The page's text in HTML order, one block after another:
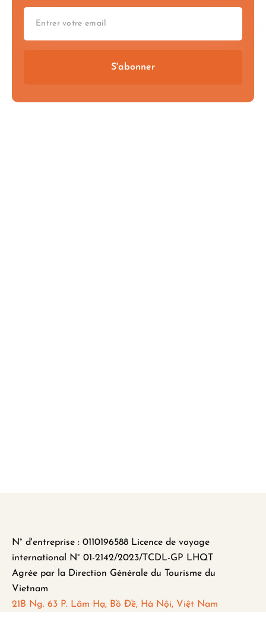
S'abonner
N° d'entreprise : 0110196588 Licence de voyage
international N° 01-2142/2023/TCDL-GP LHQT
Agrée par la Direction Générale du Tourisme du
Vietnam
21B Ng. 63 P. Lâm Hạ, Bồ Đề, Hà Nội, Việt Nam